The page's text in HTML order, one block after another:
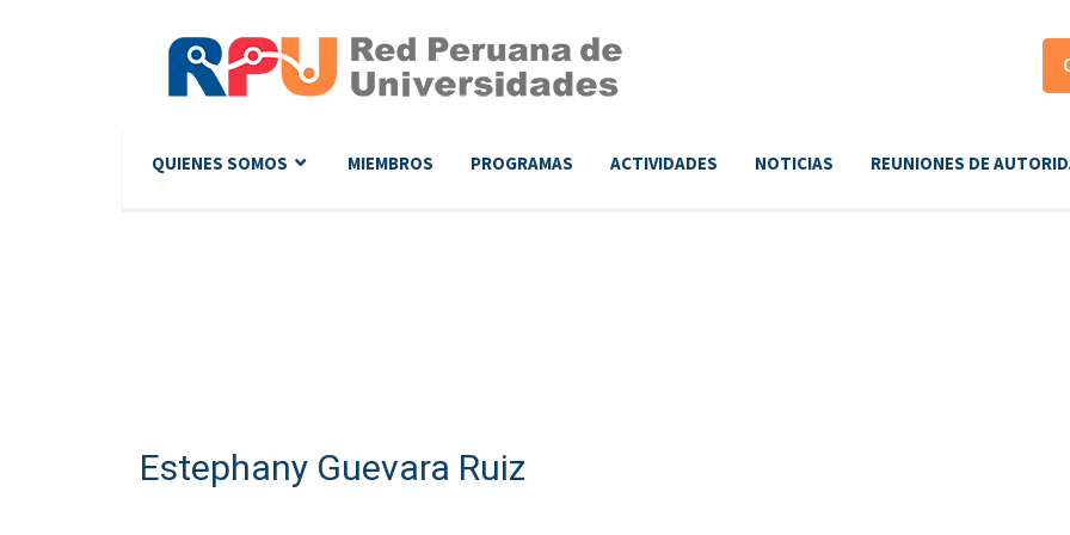
QUIENES SOMOS MIEMBROS PROGRAMAS ACTIVIDADES NOTICIAS REUNIONES DE
Estephany Guevara Ruiz